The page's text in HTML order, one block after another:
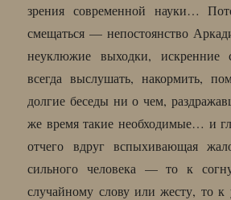
зрения современной науки…
смещаться — непостоянство
неуклюжие выходки, искренние
всегда выслушать, накормить,
долгие беседы ни о чем,
же время такие необходимые… и
отчего вдруг вспыхивающая
сильного человека — то к
случайному слову или жесту, то